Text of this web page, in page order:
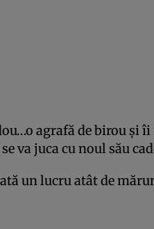
agrafă de birou şi
va juca cu noul său
un lucru atât de